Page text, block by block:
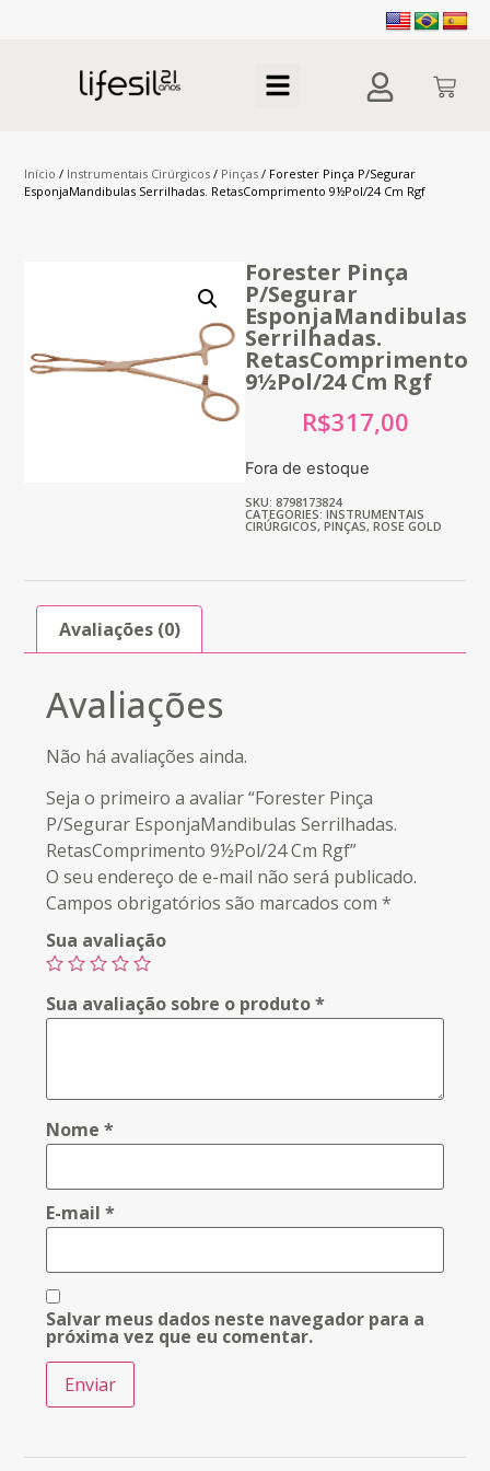
Início / Instrumentais Cirúrgicos / Pinças / Forester Pinça P/Segurar
EsponjaMandibulas Serrilhadas. RetasComprimento 9½Pol/24 Cm Rgf
Forester Pinça
P/Segurar
EsponjaMandibulas
Serrilhadas.
RetasComprimento
9½Pol/24 Cm Rgf
R$317,00
Fora de estoque
SKU: 8798173824
CATEGORIES: INSTRUMENTAIS
CIRÚRGICOS, PINÇAS, ROSE GOLD
Avaliações (0)
Avaliações
Não há avaliações ainda.
Seja o primeiro a avaliar “Forester Pinça
P/Segurar EsponjaMandibulas Serrilhadas.
RetasComprimento 9½Pol/24 Cm Rgf”
O seu endereço de e-mail não será publicado.
Campos obrigatórios são marcados com*
Sua avaliação
Sua avaliação sobre o produto*
Nome*
E-mail*
Salvar meus dados neste navegador para a
próxima vez que eu comentar.